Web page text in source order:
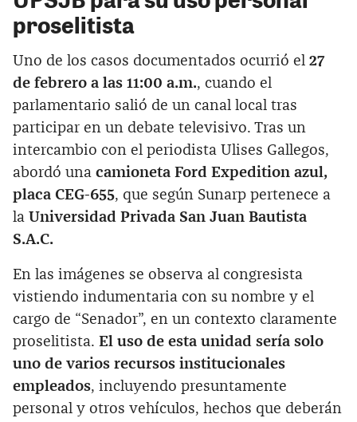
proselitista
Uno de los casos documentados ocurrió el 27
de febrero a las 11:00 a.m., cuando el
parlamentario salió de un canal local tras
participar en un debate televisivo. Tras un
intercambio con el periodista Ulises Gallegos,
abordó una camioneta Ford Expedition azul,
placa CEG-655, que según Sunarp pertenece a
la Universidad Privada San Juan Bautista
S.A.C.
En las imágenes se observa al congresista
vistiendo indumentaria con su nombre y el
cargo de “Senador”, en un contexto claramente
proselitista. El uso de esta unidad sería solo
uno de varios recursos institucionales
empleados, incluyendo presuntamente
personal y otros vehículos, hechos que deberán